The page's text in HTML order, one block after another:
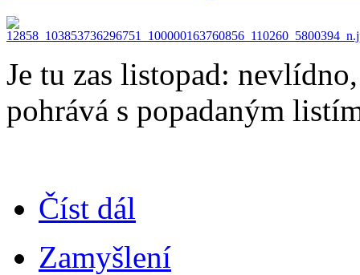
Je tu zas listopad:
pohrává s popadaným
Číst dál
Zamyšlení